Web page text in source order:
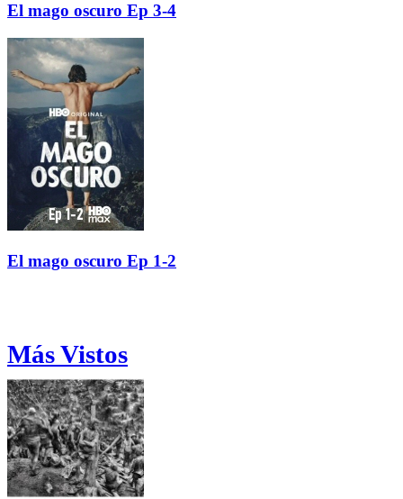
El mago oscuro Ep 3-4
El mago oscuro Ep 1-2
Más Vistos